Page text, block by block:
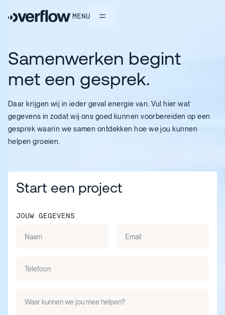
MENU
Samenwerken begint
met een gesprek.
Daar krijgen wij in ieder geval energie van. Vul hier wat
gegevens in zodat wij ons goed kunnen voorbereiden op een
gesprek waarin we samen ontdekken hoe we jou kunnen
helpen groeien.
Start een project
JOUW GEGEVENS